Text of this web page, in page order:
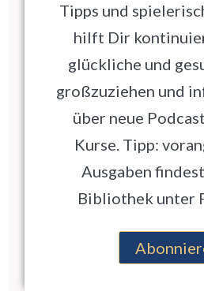
Tipps und
hilft Dir
glückliche und
großzuziehen und
über neue
Kurse. Tipp:
Ausgaben
Bibliothek unter